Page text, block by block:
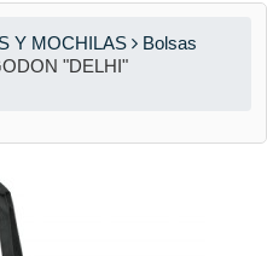
Y MOCHILAS
Bolsas
"DELHI"